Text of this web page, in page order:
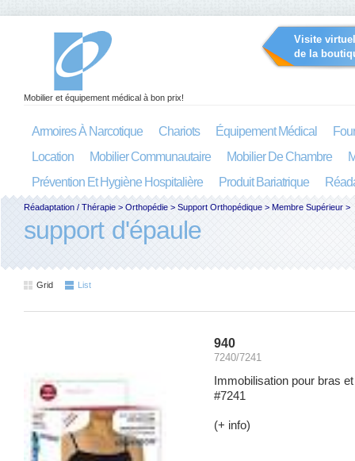
Visite
de la
Mobilier et équipement médical à bon prix!
Armoires À Narcotique Chariots Équipement Médical
Location
Mobilier Communautaire Mobilier De Chambre
Prévention Et Hygiène Hospitalière
Produit Bariatrique
Réadaptation / Thérapie > Orthopédie > Support Orthopédique > Membre Supérieur >
support d'épaule
Grid List
940
7240/7241
Immobilisation pour bras
#7241
(+ info)